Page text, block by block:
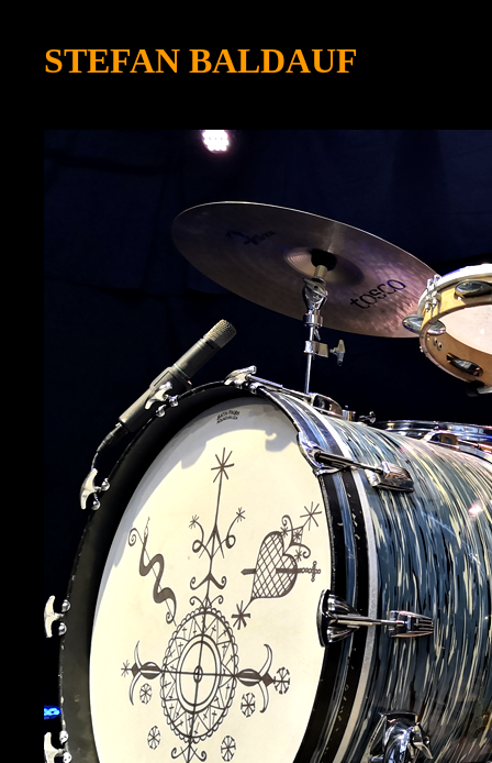
STEFAN BALDAUF